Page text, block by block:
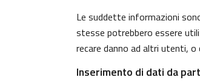
Le suddette informazioni
stesse potrebbero essere
recare danno ad altri utenti,
Inserimento di dati da